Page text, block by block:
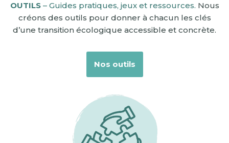
OUTILS– Guides pratiques, jeux et ressources. Nous
créons des outils pour donner à chacun les clés
d’une transition écologique accessible et concrète.
Nos outils